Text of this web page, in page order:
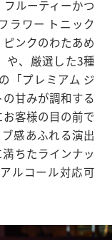
ルーティーかつ
ラワー トニック
ンクのわたあめ
や、厳選した3種
「プレミアム ジ
甘みが調和する
お客様の目の前で
感あふれる演出
ちたラインナッ
ルコール対応可